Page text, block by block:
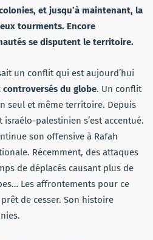
et jusqu’à maintenant, la
tourments. Encore
se disputent le territoire.
un conflit qui est aujourd’hui
controversés du globe. Un conflit
seul et même territoire. Depuis
israélo-palestinien s’est accentué.
son offensive à Rafah
Récemment, des attaques
de déplacés causant plus de
Les affrontements pour ce
de cesser. Son histoire